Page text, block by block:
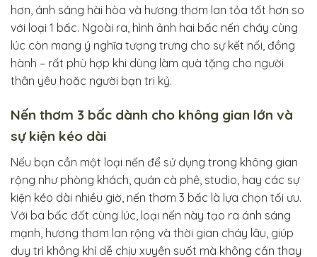
hơn, ánh sáng hài hòa và hương thơm lan tỏa tốt hơn so
với loại 1 bấc. Ngoài ra, hình ảnh hai bấc nến cháy cùng
lúc còn mang ý nghĩa tượng trưng cho sự kết nối, đồng
hành – rất phù hợp khi dùng làm quà tặng cho người
thân yêu hoặc người bạn tri kỷ.
Nến thơm 3 bấc dành cho không gian lớn và
sự kiện kéo dài
Nếu bạn cần một loại nến để sử dụng trong không gian
rộng như phòng khách, quán cà phê, studio, hay các sự
kiện kéo dài nhiều giờ, nến thơm 3 bấc là lựa chọn tối ưu.
Với ba bấc đốt cùng lúc, loại nến này tạo ra ánh sáng
mạnh, hương thơm lan rộng và thời gian cháy lâu, giúp
duy trì không khí dễ chịu xuyên suốt mà không cần thay